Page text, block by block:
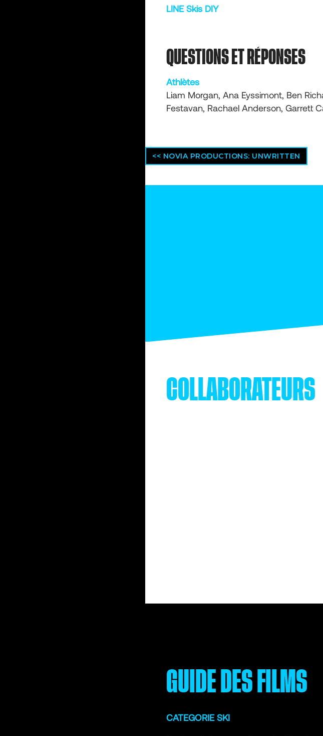
LINE Skis DIY
QUESTIONS ET RÉPONSES
Athlètes
Liam Morgan, Ana Eyssimont, Ben
Festavan, Rachael Anderson, Garrett
<< NOVIA PRODUCTIONS: UNWRITTEN
COLLABORATEURS
GUIDE DES FILMS
CATEGORIE SKI